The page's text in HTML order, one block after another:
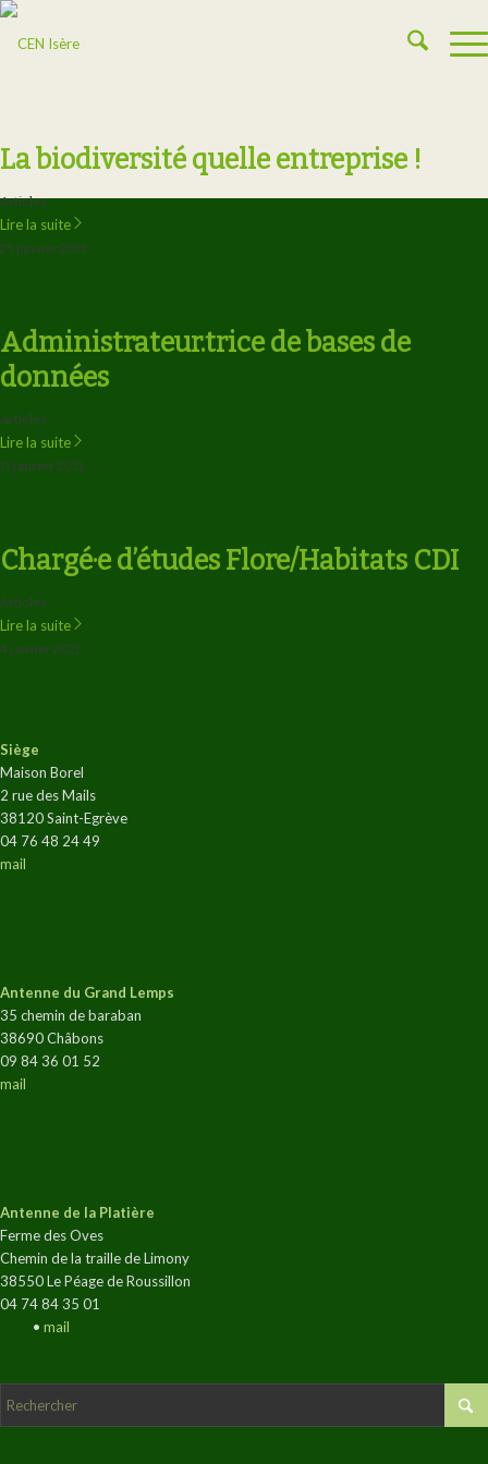
La biodiversité quelle entreprise !
Articles
Lire la suite
25 janvier 2021
Administrateur.trice de bases de
données
Articles
Lire la suite
11 janvier 2021
Chargé·e d’études Flore/Habitats CDI
Articles
Lire la suite
4 janvier 2021
Siège
Maison Borel
2 rue des Mails
38120 Saint-Egrève
04 76 48 24 49
mail
Antenne du Grand Lemps
35 chemin de baraban
38690 Châbons
09 84 36 01 52
mail
Antenne de la Platière
Ferme des Oves
Chemin de la traille de Limony
38550 Le Péage de Roussillon
04 74 84 35 01
• mail